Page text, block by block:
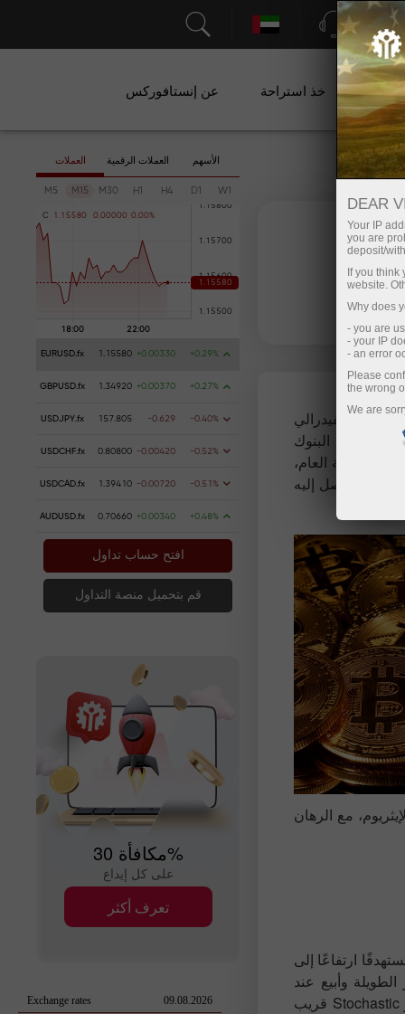
الدعم
خذ استراحة عن إنستافوركس
في يوم واحد بعد أن خفض الاحتياطي الفيدرالي
الخميس. جاء هذا التحرك بعد أن اتبعت البنوك
بداية العام،
مع ارتفاع طفيف في معدلات البطالة لكنها لا تزال منخفضة. كما أبرز البيان الصحفي أن التضخم يقترب من هدف اللجنة البالغ 2% لكنه لم يصل إليه
مع الرهان
البيتكوين اليوم عند مستوى $76,100، مستهدفًا ارتفاعًا إلى
المراكز الطويلة وأبيع عند
التراجع. قبل الشراء عند الاختراق، تأكد من أن مؤشر Stochastic قريب
العملات العملات الرقمية الأسهم
M5 M15 M30 H1 H4 D1 W1
C 1 . 1 5580 0 .00000 0 .00%
EURUSD.fx 1.15580 +0.00330 +0.29%
GBPUSD.fx 1.34920 +0.00370 +0.27%
USDJPY.fx 157.805 -0.629 -0.40%
USDCHF.fx 0.80800 -0.00420 -0.52%
USDCAD.fx 1.39410 -0.00720 -0.51%
AUDUSD.fx 0.70660 +0.00340 +0.48%
افتح حساب تداول
قم بتحميل منصة التداول
مكافأة 30%
على كل إيداع
تعرف أكثر
DEAR
Your IP
you are
deposit/
If you
website.
Why does
- you are
- your IP
- an error
Please
the wrong
We are